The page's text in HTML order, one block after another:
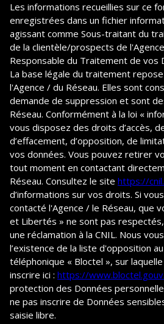
Les informations recueillies sur ce
enregistrées dans un fichier
agissant comme Sous-traitant du
de la clientèle/prospects de
Responsable du Traitement de vos
La base légale du traitement
l'Agence / du Réseau. Elles sont
demande de suppression et sont
Réseau. Conformément à la loi «
vous disposez des droits d’accès,
d’effacement, d’opposition, de
vos données. Vous pouvez retirer
tout moment en contactant
Réseau. Consultez le site https://
d’informations sur vos droits. Si
contacté l'Agence / le Réseau, que
et Libertés » ne sont pas
une réclamation à la CNIL. Nous
l’existence de la liste d'opposition
téléphonique « Bloctel », sur
inscrire ici : https://
protection des Données
ne pas inscrire de Données
saisie libre.